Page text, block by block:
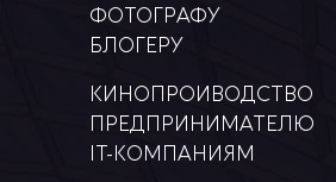
ФОТОГРАФУ
БЛОГЕРУ
КИНОПРОИВОДСТВО
ПРЕДПРИНИМАТЕЛЮ
ІТ-КОМПАНИЯМ